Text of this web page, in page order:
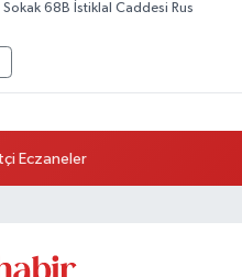
Sokak 68B İstiklal Caddesi Rus
Eczaneler